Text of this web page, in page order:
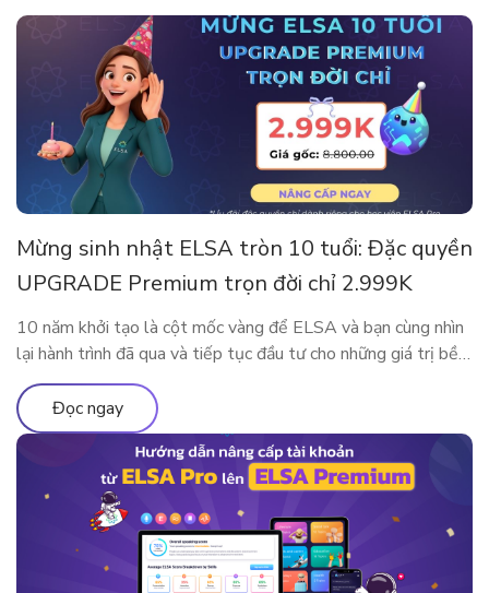
Mừng sinh nhật ELSA tròn 10 tuổi: Đặc quyền
UPGRADE Premium trọn đời chỉ 2.999K
10 năm khởi tạo là cột mốc vàng để ELSA và bạn cùng nhìn
lại hành trình đã qua và tiếp tục đầu tư cho những giá trị bền
vững. Nhân dịp kỷ niệm sinh nhật thập kỷ rực rỡ, ELSA
Speak mang đến đặc quyền nâng cấp lớn nhất từ trước đến
nay, dành […]
Đọc ngay